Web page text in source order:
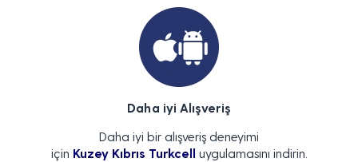
Daha iyi Alışveriş
Daha iyi bir alışveriş deneyimi
için Kuzey Kıbrıs Turkcell uygulamasını indirin.